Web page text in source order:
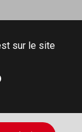
sur le site